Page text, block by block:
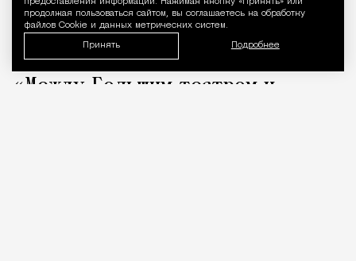
предоставления информации. Нажимая кнопку «Принять» или
продолжая пользоваться сайтом, вы соглашаетесь на обработку
файлов Cookie и данных метрических систем.
Принять Подробнее
«Между Большим театром и